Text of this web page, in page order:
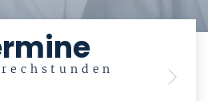
Next